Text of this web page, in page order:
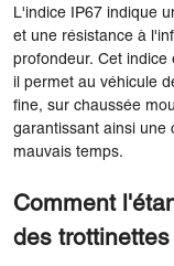
L'indice IP67 indique
et une résistance à
profondeur. Cet indice
il permet au véhicule
fine, sur chaussée
garantissant ainsi une
mauvais temps.
Comment
des